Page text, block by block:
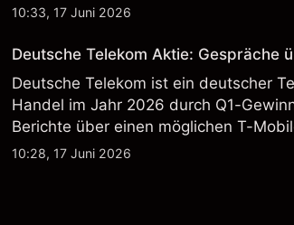
Wertentwicklung in der Vergangenheit
10:33, 17 Juni 2026
Deutsche Telekom Aktie: Gespräche
Deutsche Telekom ist ein deutscher
Handel im Jahr 2026 durch Q1-
Berichte über einen möglichen T-
Wertentwicklung in der Vergangenheit
10:28, 17 Juni 2026